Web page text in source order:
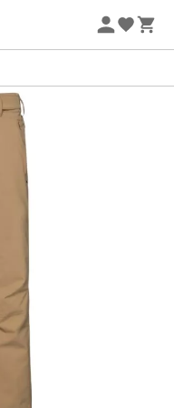
vid köp av 2 produkter*